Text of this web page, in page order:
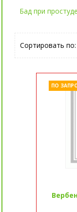
Бад при простуде
Сортировать по:
ПО